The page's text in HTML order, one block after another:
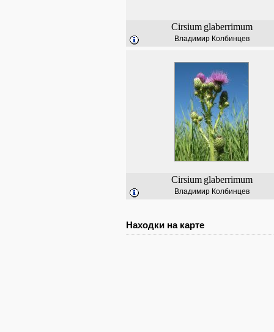
Cirsium glaberrimum
Владимир Колбинцев
Cirsium glaberrimum
Владимир Колбинцев
Находки на карте